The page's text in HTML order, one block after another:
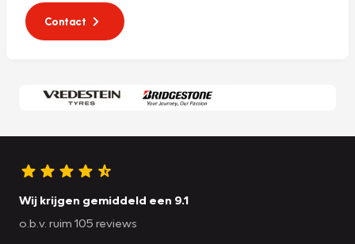
Contact
Wij krijgen gemiddeld een 9.1
o.b.v. ruim 105 reviews